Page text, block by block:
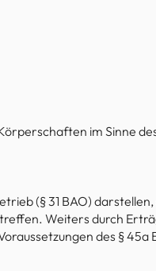
im Sinne
(§ 31 BAO)
Weiters durch
des §